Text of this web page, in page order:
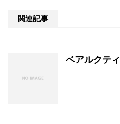
関連記事
ベアルクティ